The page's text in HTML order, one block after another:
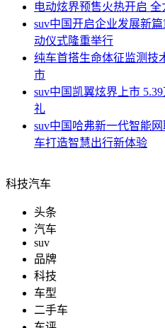
电动炫界预售火热开启
suv中国开启企业发展新
动仪式隆重举行
纯车首搭生命体征监测技
市
suv中国 凯翼炫界上市
礼
suv中国 哈弗新一代智能
车打造智慧出行新体验
科技汽车
头条
汽车
suv
品牌
科技
车型
二手车